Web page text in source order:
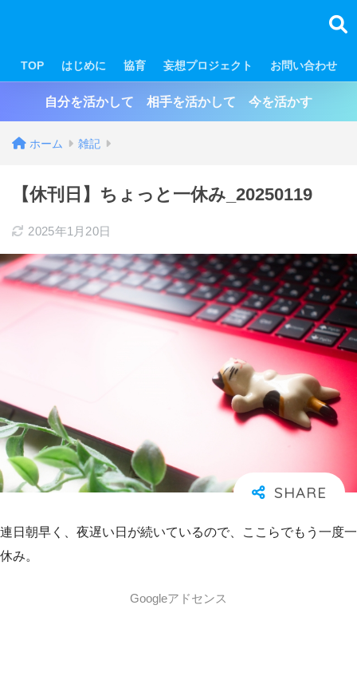
TOP はじめに 協育 妄想プロジェクト お問い合わせ
自分を活かして 相手を活かして 今を活かす
ホーム 雑記
【休刊日】ちょっと一休み_20250119
2025年1月20日
連日朝早く、夜遅い日が続いているので、ここらでもう一度一
休み。
Googleアドセンス